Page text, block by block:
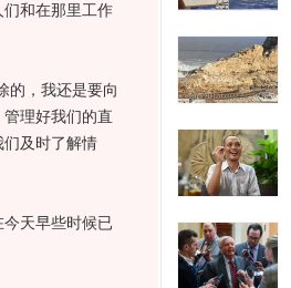
和在那里工作
，我还是要向
理好我们的直
及时了解情
天早些时候已